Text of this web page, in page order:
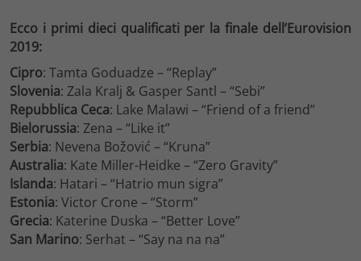
Ecco i primi dieci qualificati per la finale dell’Eurovision
2019:
Cipro: Tamta Goduadze – “Replay”
Slovenia: Zala Kralj & Gasper Santl – “Sebi”
Repubblica Ceca: Lake Malawi – “Friend of a friend”
Bielorussia: Zena – “Like it”
Serbia: Nevena Božović – “Kruna”
Australia: Kate Miller-Heidke – “Zero Gravity”
Islanda: Hatari – “Hatrio mun sigra”
Estonia: Victor Crone – “Storm”
Grecia: Katerine Duska – “Better Love”
San Marino: Serhat – “Say na na na”